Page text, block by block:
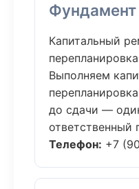
Фундамент
Капитальный
Выполняем
до сдачи —
ответственный
Телефон: +7